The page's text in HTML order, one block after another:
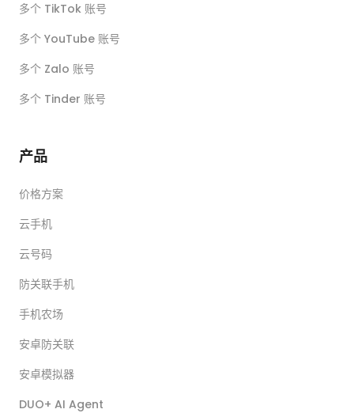
多个 TikTok 账号
多个 YouTube 账号
多个 Zalo 账号
多个 Tinder 账号
产品
价格方案
云手机
云号码
防关联手机
手机农场
安卓防关联
安卓模拟器
DUO+ AI Agent